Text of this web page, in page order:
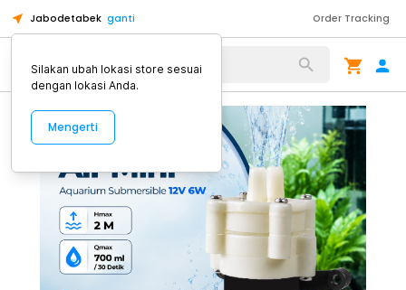
Jabodetabek ganti Order Tracking
Alat Kopi
Silakan ubah lokasi store sesuai
dengan lokasi Anda.
Mengerti